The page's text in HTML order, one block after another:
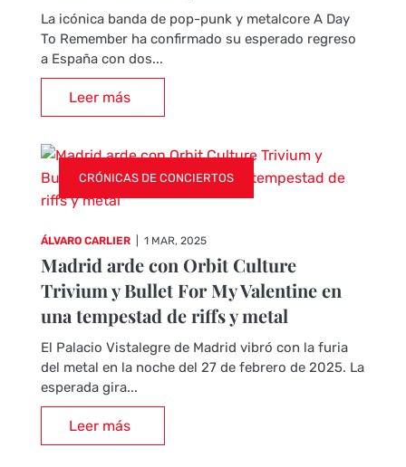
La icónica banda de pop-punk y metalcore A Day
To Remember ha confirmado su esperado regreso
a España con dos...
Leer más
CRÓNICAS DE CONCIERTOS
ÁLVARO CARLIER 1 MAR, 2025
Madrid arde con Orbit Culture
Trivium y Bullet For My Valentine en
una tempestad de riffs y metal
El Palacio Vistalegre de Madrid vibró con la furia
del metal en la noche del 27 de febrero de 2025. La
esperada gira...
Leer más